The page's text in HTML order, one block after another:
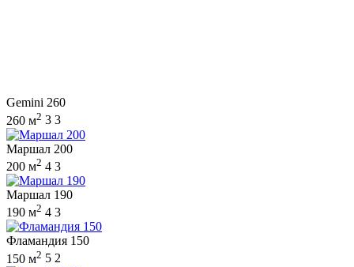
Gemini 260
260 м2 3 3
Маршал 200
200 м2 4 3
Маршал 190
190 м2 4 3
Фламандия 150
150 м2 5 2